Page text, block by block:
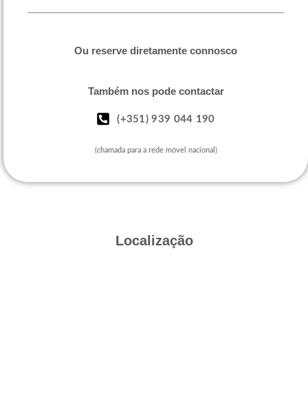
Ou reserve diretamente connosco
Também nos pode contactar
(+351) 939 044 190
(chamada para a rede móvel nacional)
Localização